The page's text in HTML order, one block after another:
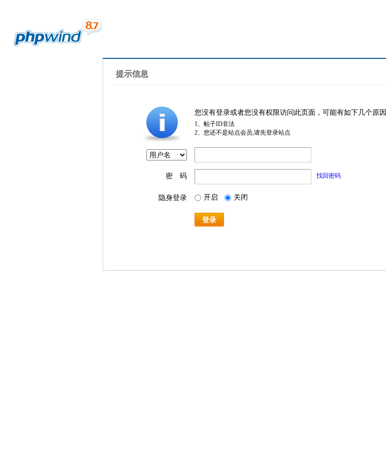
提示信息
您没有登录或者您没有权限访问此页面，可能有如下几个原因
1、帖子ID非法
2、您还不是站点会员,请先登录站点
密 码 找回密码
隐身登录 开启 关闭
登录